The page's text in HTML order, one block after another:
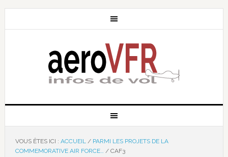
VOUS ÊTES ICI : ACCUEIL / PARMI LES PROJETS DE LA
COMMEMORATIVE AIR FORCE… /CAF3